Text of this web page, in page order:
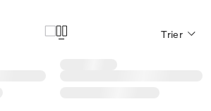
Trier